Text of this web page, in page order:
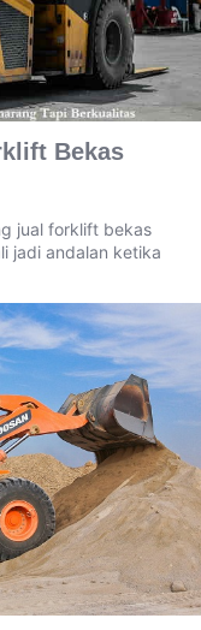
Bekas
jual forklift bekas
jadi andalan ketika